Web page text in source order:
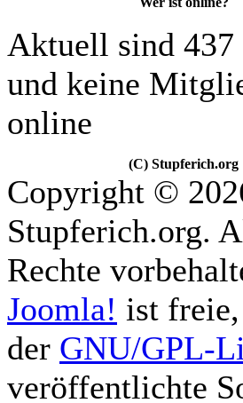
Aktuell sind 437
und keine
online
(C) Stupferich.org
Copyright ©
Stupferich.org.
Rechte
Joomla! ist
der GNU/GPL-
veröffentlichte